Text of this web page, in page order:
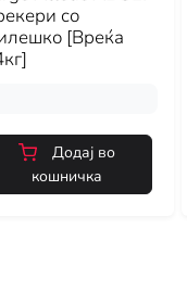
со
[Вреќа
Додај во
кошничка